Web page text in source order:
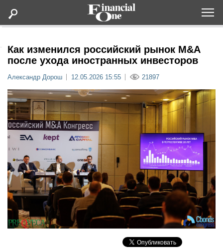
Статьи
Дайджесты
Lifestyle
Мероприятия
Новости
Интервью
Как изменился российский рынок M&A
после ухода иностранных инвесторов
Александр Дорош 12.05.2026 15:55 21897